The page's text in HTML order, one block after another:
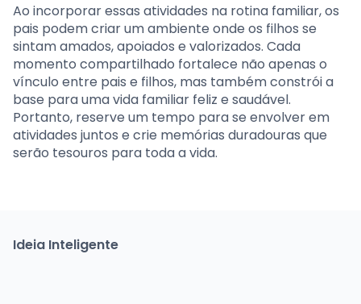
Ao incorporar essas atividades na rotina familiar, os
pais podem criar um ambiente onde os filhos se
sintam amados, apoiados e valorizados. Cada
momento compartilhado fortalece não apenas o
vínculo entre pais e filhos, mas também constrói a
base para uma vida familiar feliz e saudável.
Portanto, reserve um tempo para se envolver em
atividades juntos e crie memórias duradouras que
serão tesouros para toda a vida.
Ideia Inteligente